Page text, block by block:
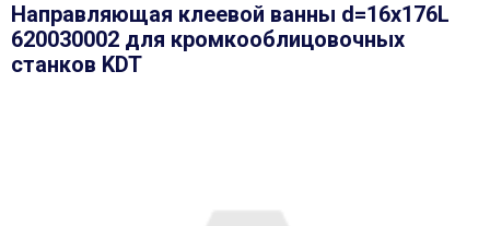
Направляющая клеевой ванны d=16х176L
620030002 для кромкооблицовочных
станков KDT